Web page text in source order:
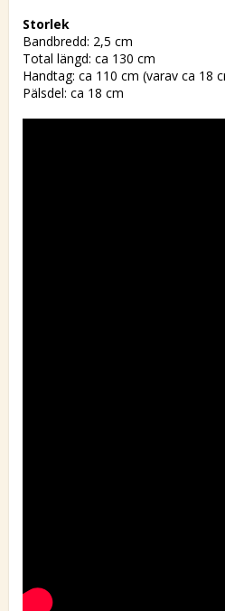
Storlek
Bandbredd: 2,5 cm
Total längd: ca 130 cm
Handtag: ca 110 cm (varav ca 18
Pälsdel: ca 18 cm